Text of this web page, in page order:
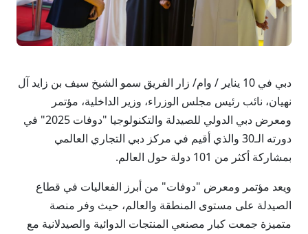
دبي في 10 يناير / وام/ زار الفريق سمو الشيخ سيف بن زايد آل
نهيان، نائب رئيس مجلس الوزراء، وزير الداخلية، مؤتمر
ومعرض دبي الدولي للصيدلة والتكنولوجيا "دوفات 2025" في
دورته الـ30 والذي أقيم في مركز دبي التجاري العالمي
بمشاركة أكثر من 101 دولة حول العالم.
ويعد مؤتمر ومعرض "دوفات" من أبرز الفعاليات في قطاع
الصيدلة على مستوى المنطقة والعالم، حيث وفر منصة
متميزة جمعت كبار مصنعي المنتجات الدوائية والصيدلانية مع